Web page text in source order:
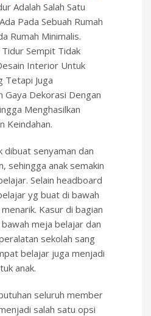
Adalah Salah Satu
Pada Sebuah Rumah
Rumah Minimalis.
Sempit Tidak
Interior Untuk
Tetapi Juga
Gaya Dekorasi Dengan
Menghasilkan
Keindahan.
dibuat senyaman dan
sehingga anak semakin
Selain headboard
yg buat di bawah
Kasur di bagian
meja belajar dan
sekolah sang
belajar juga menjadi
anak.
seluruh member
salah satu opsi